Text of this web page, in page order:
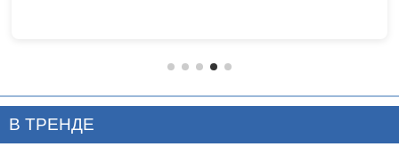
В ТРЕНДЕ